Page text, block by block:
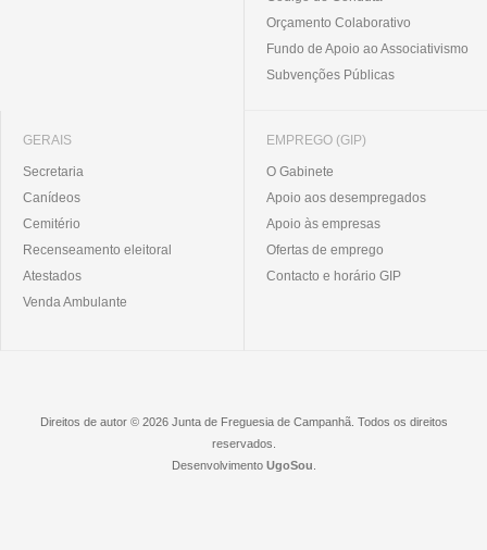
Orçamento Colaborativo
Fundo de Apoio ao Associativismo
Subvenções Públicas
GERAIS
Secretaria
Canídeos
Cemitério
Recenseamento eleitoral
Atestados
Venda Ambulante
EMPREGO (GIP)
O Gabinete
Apoio aos desempregados
Apoio às empresas
Ofertas de emprego
Contacto e horário GIP
Direitos de autor © 2026 Junta de Freguesia de Campanhã. Todos os direitos
reservados.
Desenvolvimento UgoSou